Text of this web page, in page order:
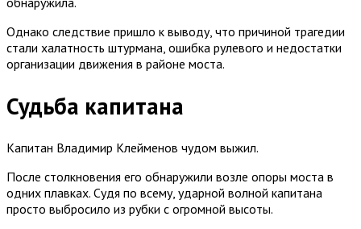
Однако следствие пришло к выводу, что причиной трагедии
стали халатность штурмана, ошибка рулевого и недостатки
организации движения в районе моста.
Судьба капитана
Капитан Владимир Клейменов чудом выжил.
После столкновения его обнаружили возле опоры моста в
одних плавках. Судя по всему, ударной волной капитана
просто выбросило из рубки с огромной высоты.